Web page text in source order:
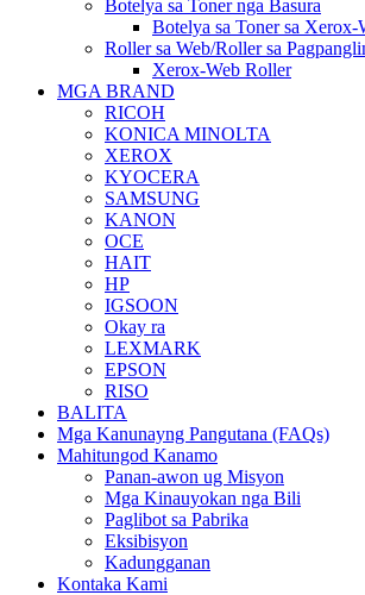
Botelya sa Toner nga Basura
Botelya sa Toner sa Xerox-
Roller sa Web/Roller sa
Xerox-Web Roller
MGA BRAND
RICOH
KONICA MINOLTA
XEROX
KYOCERA
SAMSUNG
KANON
OCE
HAIT
HP
IGSOON
Okay ra
LEXMARK
EPSON
RISO
BALITA
Mga Kanunayng Pangutana (FAQs)
Mahitungod Kanamo
Panan-awon ug Misyon
Mga Kinauyokan nga Bili
Paglibot sa Pabrika
Eksibisyon
Kadungganan
Kontaka Kami